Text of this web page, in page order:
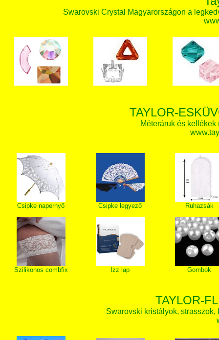
Swarovski Crystal Magyarországon a
TAYLOR-
Méteráruk és
Csipke napernyő Csipke legyező Ruhazsák
Szilikonos combfix Izz lap Gombok
TAYLOR-
Swarovski kristályok,